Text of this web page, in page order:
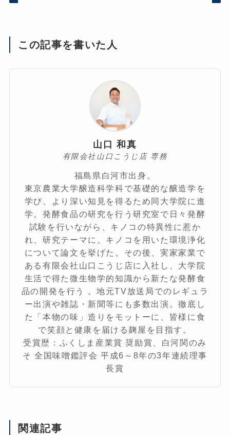
この記事を書いた人
山口 和真
有限会社山口こうじ店 専務
福島県白河市出身。
東京農業大学醸造科学科で基礎的な醸造学を
学び、より深い知見を得るため同大学院に進
学。発酵食品の研究を行う研究室で日々発酵
試験を行いながら、キノコの特異性に惹か
れ、研究テーマに。キノコを用いた環境浄化
について論文を挙げた。その後、実家家業で
ある有限会社山口こうじ店に入社し、大学院
生活で得た微生物学的知識から新たな発酵食
品の開発を行う 。地元TV放送局でのレギュラ
ー出演や雑誌・新聞等にも多数出演。徹底し
た「本物の味」造りをモットーに、皆様に食
で笑顔と健康を届ける麹屋を目指す。
受賞歴：ふくしま産業賞 奨励賞、白河関のみ
そ 全国味噌鑑評会 平成6～8年の3年連続理事
長賞
関連記事